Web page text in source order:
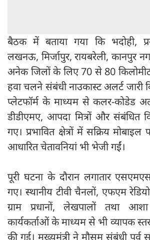
बैठक में बताया गया कि भदोही,
लखनऊ, मिर्जापुर, रायबरेली, कानपुर
अनेक जिलों के लिए 70 से 80
हवा चलने संबंधी नाउकास्ट अलर्ट जारी
प्लेटफॉर्म के माध्यम से कलर-कोडेड
डीडीएमए, आपदा मित्रों और संबंधित
गए। प्रभावित क्षेत्रों में सक्रिय
आधारित चेतावनियां भी भेजी गईं।
पूरी घटना के दौरान लगातार
गए। स्थानीय टीवी चैनलों, एफएम
ग्राम प्रधानों, लेखपालों तथा
कार्यकर्ताओं के माध्यम से भी व्यापक
की गई। मुख्यमंत्री ने मौसम संबंधी पूर्व